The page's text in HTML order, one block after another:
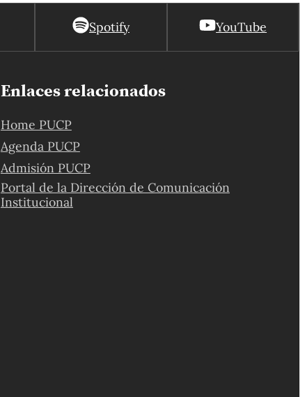
Spotify YouTube
Enlaces relacionados
Home PUCP
Agenda PUCP
Admisión PUCP
Portal de la Dirección de Comunicación
Institucional